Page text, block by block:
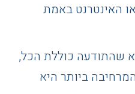
האינטרנט באמת
שהתודעה כוללת הכל,
ביותר היא